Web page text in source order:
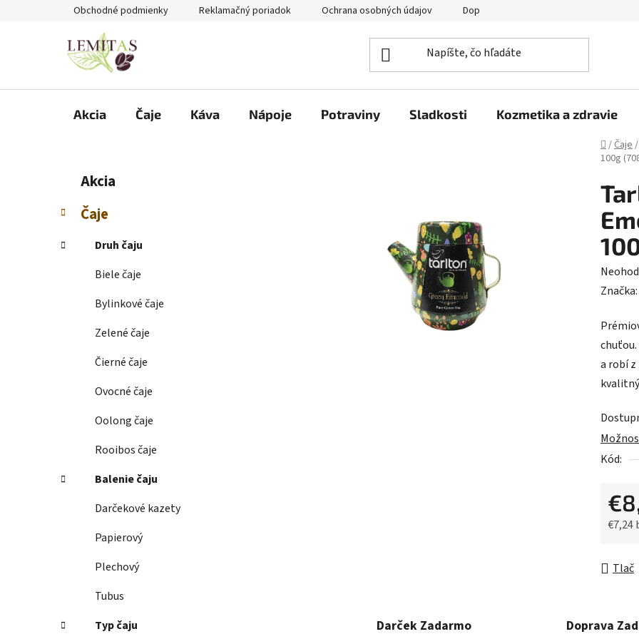
Obchodné podmienky Reklamačný poriadok Ochrana osobných údajov Doprava a platba
Akcia Čaje Káva Nápoje Potraviny Sladkosti Kozmetika a zdravie
Domov
/Čaje/
100g
č
ý
Preskočiť
kategórie
t
e
ó
Akcia
Čaje
Druh čaju
Biele čaje
Bylinkové čaje
Zelené čaje
Čierné čaje
Ovocné čaje
Oolong čaje
Rooibos čaje
Balenie čaju
Darčekové kazety
Papierový
Plechový
Tubus
Typ čaju
je
0,0
z
5
Značka:
a robí
Kód:
€7,24
Tlač
Darček Zadarmo Doprava